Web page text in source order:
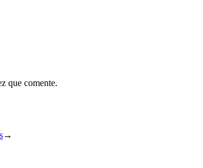
que comente.
→